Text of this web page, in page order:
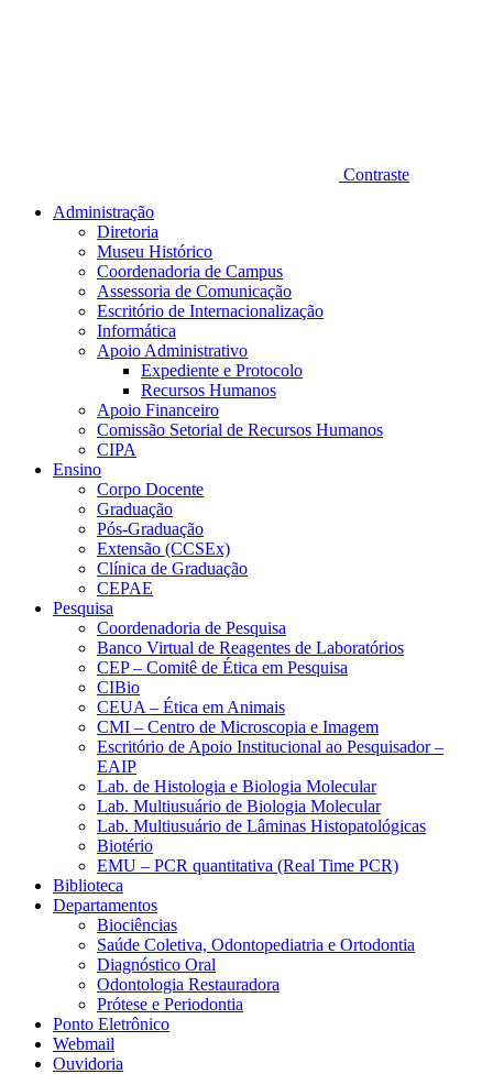
Contraste
Administração
Diretoria
Museu Histórico
Coordenadoria de Campus
Assessoria de Comunicação
Escritório de Internacionalização
Informática
Apoio Administrativo
Expediente e Protocolo
Recursos Humanos
Apoio Financeiro
Comissão Setorial de Recursos Humanos
CIPA
Ensino
Corpo Docente
Graduação
Pós-Graduação
Extensão (CCSEx)
Clínica de Graduação
CEPAE
Pesquisa
Coordenadoria de Pesquisa
Banco Virtual de Reagentes de Laboratórios
CEP – Comitê de Ética em Pesquisa
CIBio
CEUA – Ética em Animais
CMI – Centro de Microscopia e Imagem
Escritório de Apoio Institucional ao Pesquisador –
EAIP
Lab. de Histologia e Biologia Molecular
Lab. Multiusuário de Biologia Molecular
Lab. Multiusuário de Lâminas Histopatológicas
Biotério
EMU – PCR quantitativa (Real Time PCR)
Biblioteca
Departamentos
Biociências
Saúde Coletiva, Odontopediatria e Ortodontia
Diagnóstico Oral
Odontologia Restauradora
Prótese e Periodontia
Ponto Eletrônico
Webmail
Ouvidoria